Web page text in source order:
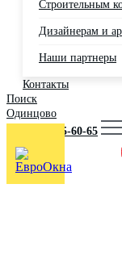
Строительным
Дизайнерам и
Наши партнеры
Контакты
Поиск
Одинцово
+7 (495) 725-60-65